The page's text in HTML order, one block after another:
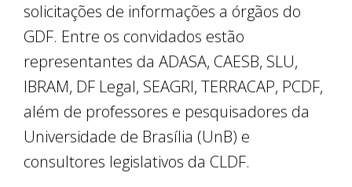
solicitações de informações a órgãos do
GDF. Entre os convidados estão
representantes da ADASA, CAESB, SLU,
IBRAM, DF Legal, SEAGRI, TERRACAP, PCDF,
além de professores e pesquisadores da
Universidade de Brasília (UnB) e
consultores legislativos da CLDF.